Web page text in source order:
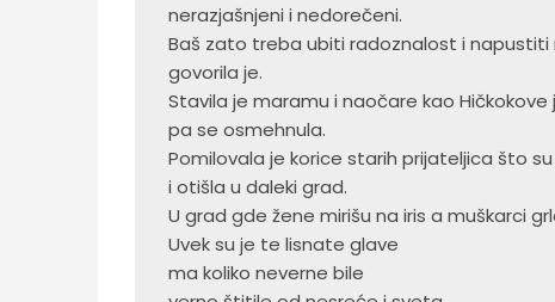
nerazjašnjeni i nedorečeni.
Baš zato treba ubiti radoznalost i napustiti
govorila je.
Stavila je maramu i naočare kao Hičkokove
pa se osmehnula.
Pomilovala je korice starih prijateljica što
i otišla u daleki grad.
U grad gde žene mirišu na iris a muškarci
Uvek su je te lisnate glave
ma koliko neverne bile